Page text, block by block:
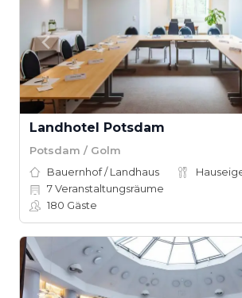
Landhotel Potsdam
Potsdam / Golm
Bauernhof / Landhaus
7Veranstaltungsräume
180 Gäste